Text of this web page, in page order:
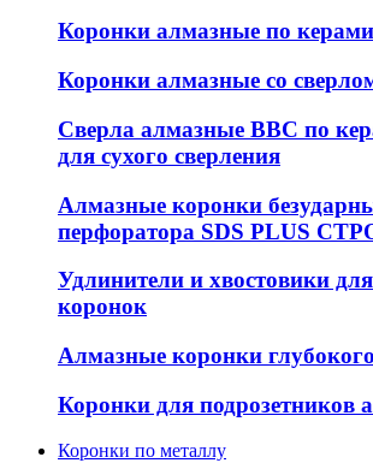
Коронки алмазные по
Коронки алмазные со
Сверла алмазные ВВС по
для сухого сверления
Алмазные коронки
перфоратора SDS PLUS
Удлинители и хвостовики
коронок
Алмазные коронки
Коронки для подрозетников
Коронки по металлу